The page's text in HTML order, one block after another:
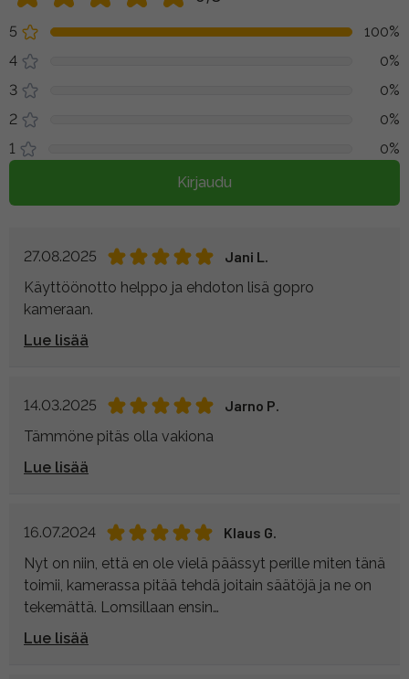
5
100%
4
0%
3
0%
2
0%
1
0%
Kirjaudu
27.08.2025
Jani L.
Käyttöönotto helppo ja ehdoton lisä gopro
kameraan.
Lue lisää
14.03.2025
Jarno P.
Tämmöne pitäs olla vakiona
Lue lisää
16.07.2024
Klaus G.
Nyt on niin, että en ole vielä päässyt perille miten tänä
toimii, kamerassa pitää tehdä joitain säätöjä ja ne on
tekemättä. Lomsillaan ensin…
Lue lisää